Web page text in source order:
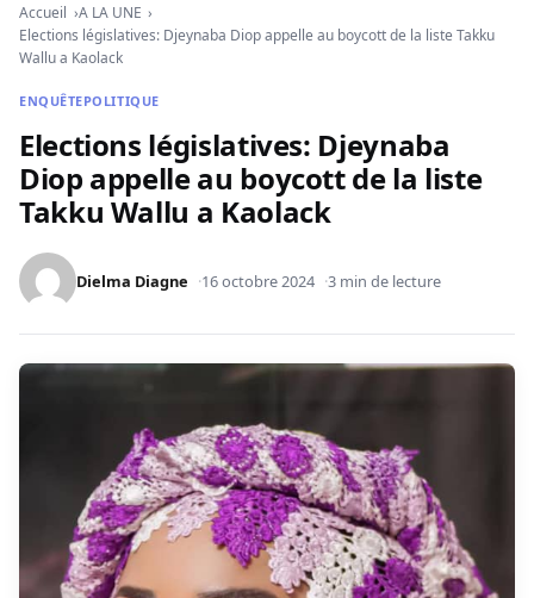
Accueil
A LA UNE
Elections législatives: Djeynaba Diop appelle au boycott de la liste Takku
Wallu a Kaolack
ENQUÊTEPOLITIQUE
Elections législatives: Djeynaba
Diop appelle au boycott de la liste
Takku Wallu a Kaolack
Dielma Diagne 16 octobre 2024 3 min de lecture